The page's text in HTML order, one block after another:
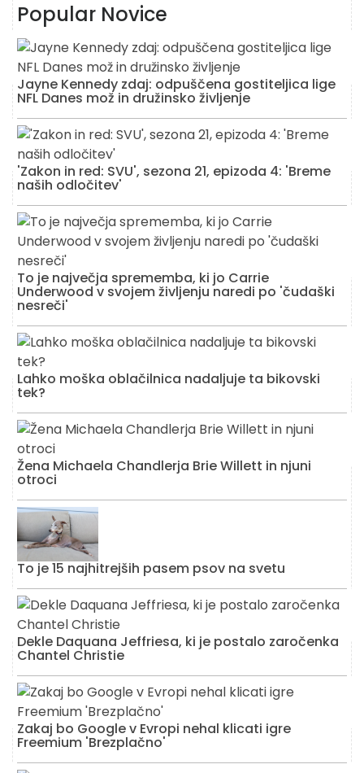
Popular Novice
Jayne Kennedy zdaj: odpuščena gostiteljica lige
NFL Danes mož in družinsko življenje
'Zakon in red: SVU', sezona 21, epizoda 4: 'Breme
naših odločitev'
To je največja sprememba, ki jo Carrie
Underwood v svojem življenju naredi po 'čudaški
nesreči'
Lahko moška oblačilnica nadaljuje ta bikovski
tek?
Žena Michaela Chandlerja Brie Willett in njuni
otroci
To je 15 najhitrejših pasem psov na svetu
Dekle Daquana Jeffriesa, ki je postalo zaročenka
Chantel Christie
Zakaj bo Google v Evropi nehal klicati igre
Freemium 'Brezplačno'